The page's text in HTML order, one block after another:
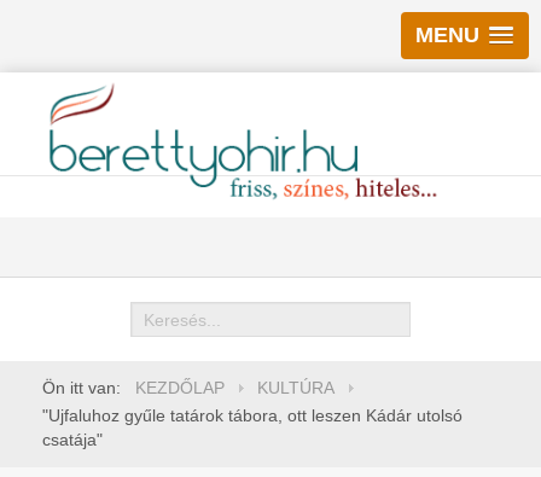
MENU
Keresés
Ön itt van: KEZDŐLAP
KULTÚRA
"Ujfaluhoz gyűle tatárok tábora, ott leszen Kádár utolsó
csatája"